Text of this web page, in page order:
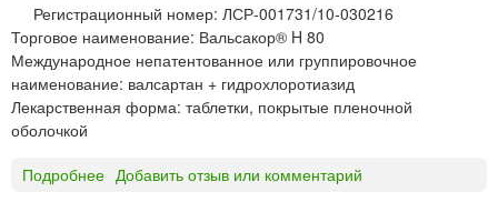
H
1
6
0
т
Регистрационный номер: ЛСР-001731/10-030216
Торговое наименование: Вальсакор® H 80
Международное непатентованное или группировочное
наименование: валсартан + гидрохлоротиазид
Лекарственная форма: таблетки, покрытые пленочной
оболочкой
Подробнее Добавить отзыв или комментарий